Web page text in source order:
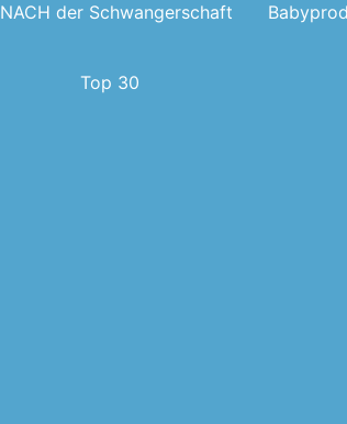
NACH der Schwangerschaft
Top 30